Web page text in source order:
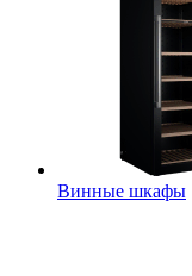
Винные шкафы